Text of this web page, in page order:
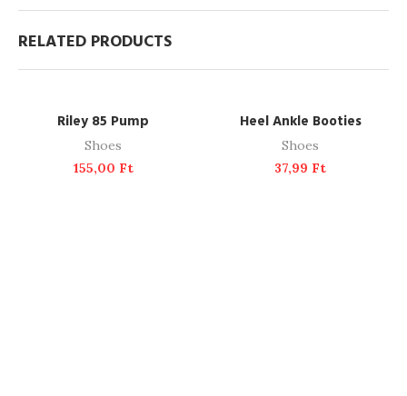
RELATED PRODUCTS
ADD TO CART
Riley 85 Pump
Shoes
155,00 Ft
SOLD OUT
READ MORE
Heel Ankle Booties
Shoes
37,99 Ft